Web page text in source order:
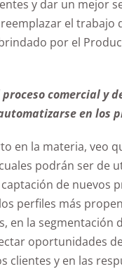
y dar un mejor
el trabajo
por el
comercial y
en los
en la materia, veo
podrán ser de
de nuevos
perfiles más
en la segmentación
oportunidades
clientes y en las